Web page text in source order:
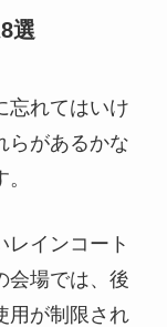
選
忘れてはいけ
らがあるかな
レインコート
会場では、後
用が制限され